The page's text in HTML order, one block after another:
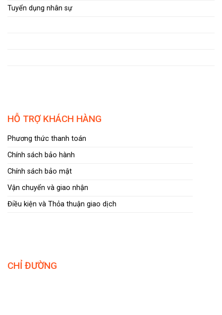
Tuyển dụng nhân sự
HỖ TRỢ KHÁCH HÀNG
Phương thức thanh toán
Chính sách bảo hành
Chính sách bảo mật
Vận chuyển và giao nhận
Điều kiện và Thỏa thuận giao dịch
CHỈ ĐƯỜNG